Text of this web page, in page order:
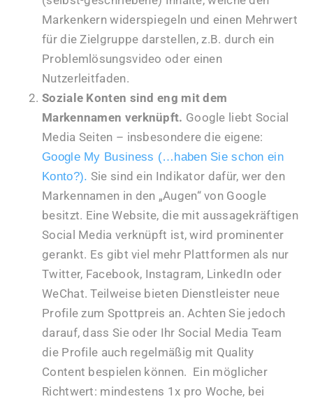
Markenkern widerspiegeln und einen Mehrwert
für die Zielgruppe darstellen, z.B. durch ein
Problemlösungsvideo oder einen
Nutzerleitfaden.
Soziale Konten sind eng mit dem
Markennamen verknüpft. Google liebt Social
Media Seiten – insbesondere die eigene:
Google My Business (…haben Sie schon ein
Konto?). Sie sind ein Indikator dafür, wer den
Markennamen in den „Augen“ von Google
besitzt. Eine Website, die mit aussagekräftigen
Social Media verknüpft ist, wird prominenter
gerankt. Es gibt viel mehr Plattformen als nur
Twitter, Facebook, Instagram, LinkedIn oder
WeChat. Teilweise bieten Dienstleister neue
Profile zum Spottpreis an. Achten Sie jedoch
darauf, dass Sie oder Ihr Social Media Team
die Profile auch regelmäßig mit Quality
Content bespielen können. Ein möglicher
Richtwert: mindestens 1x pro Woche, bei